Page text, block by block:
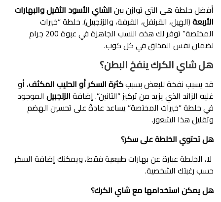
أفضل خلطة هي التي توازن بينالشاي الأسود الثقيل والبهارات
الأربعة(الهيل، القرنفل، القرفة، والزنجبيل). خلطة “خيرات
المختصة” توفر لك هذه النسب الجاهزة في عبوة 200 جرام
لضمان نفس المذاق في كل كوب.
هل شاي الكرك ينفخ البطن؟
قد يسبب نفخة للبعض بسببكثرة السكر أو الحليب المكثف، أو
غليه الزائد الذي يزيد من تركيز “التانين”. إضافةالزنجبيل الموجود
في خلطة “خيرات المختصة” يساعد عادةً على تحسين الهضم
وتقليل هذا الشعور.
هل تحتوي الخلطة على سكر؟
لا، الخلطة عبارة عن بهارات طبيعية فقط، ويمكنك إضافة السكر
حسب رغبتك الشخصية.
هل يمكن استخدامها مع شاي الكرك؟